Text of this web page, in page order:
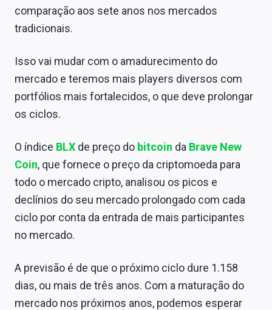
comparação aos sete anos nos mercados
tradicionais.
Isso vai mudar com o amadurecimento do
mercado e teremos mais players diversos com
portfólios mais fortalecidos, o que deve prolongar
os ciclos.
O índice BLX de preço do bitcoin da Brave New
Coin, que fornece o preço da criptomoeda para
todo o mercado cripto, analisou os picos e
declínios do seu mercado prolongado com cada
ciclo por conta da entrada de mais participantes
no mercado.
A previsão é de que o próximo ciclo dure 1.158
dias, ou mais de três anos. Com a maturação do
mercado nos próximos anos, podemos esperar